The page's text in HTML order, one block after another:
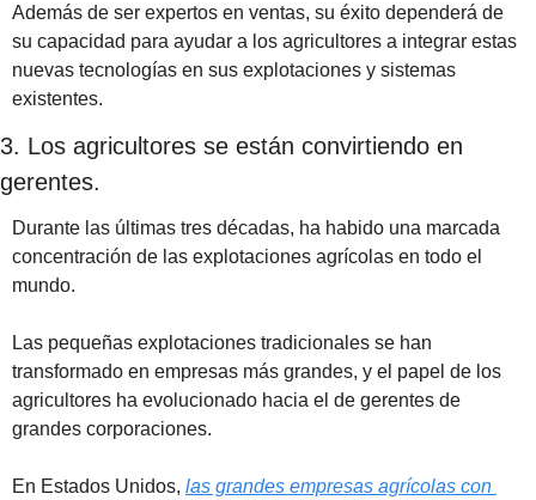
Además de ser expertos en ventas, su éxito dependerá de
su capacidad para ayudar a los agricultores a integrar estas
nuevas tecnologías en sus explotaciones y sistemas
existentes.
3. Los agricultores se están convirtiendo en
gerentes.
Durante las últimas tres décadas, ha habido una marcada
concentración de las explotaciones agrícolas en todo el
mundo.
Las pequeñas explotaciones tradicionales se han
transformado en empresas más grandes, y el papel de los
agricultores ha evolucionado hacia el de gerentes de
grandes corporaciones.
En Estados Unidos, las grandes empresas agrícolas con